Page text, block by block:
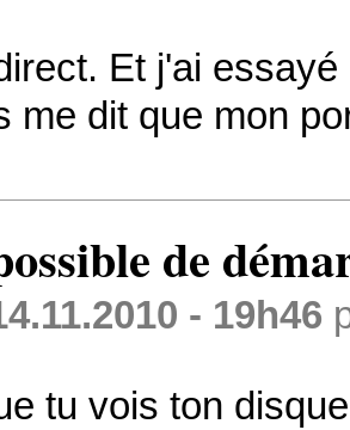
Et j'ai
me dit que mon
de
- 19h46
tu vois ton